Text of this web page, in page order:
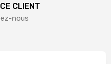
CLIENT
nous